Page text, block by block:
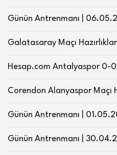
Günün Antrenmanı |
Galatasaray Maçı
Hesap.com Antalyaspor 0-
Corendon Alanyaspor Maçı
Günün Antrenmanı |
Günün Antrenmanı |